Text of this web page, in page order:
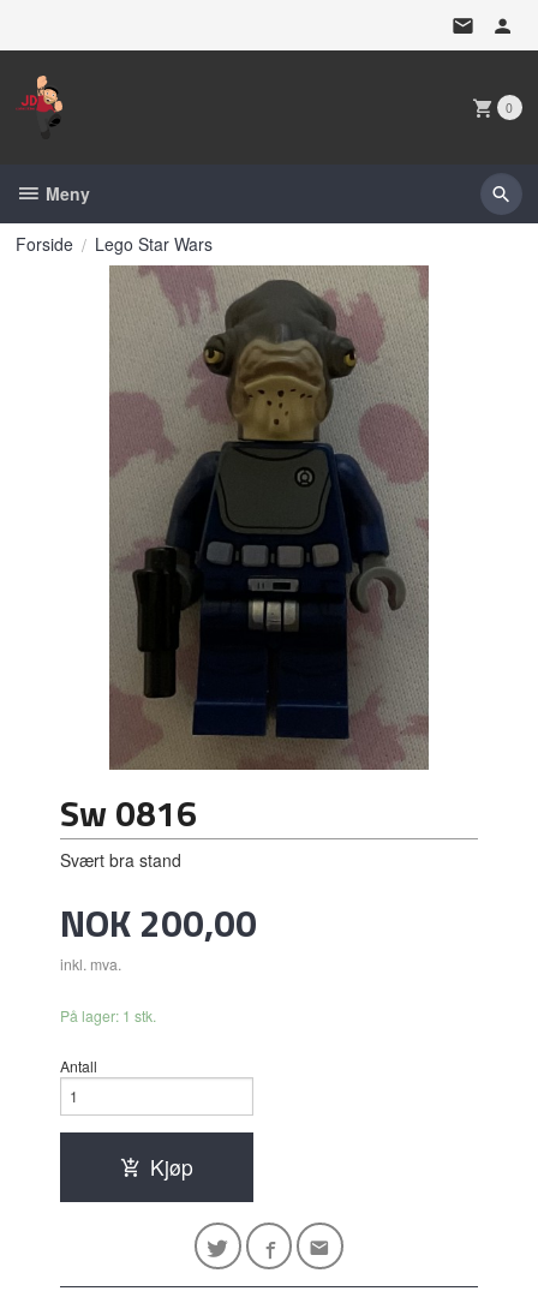
0
Meny
Forside Lego Star Wars
Sw 0816
Svært bra stand
Pris
NOK200,00
inkl. mva.
På lager: 1 stk.
Antall
Kjøp